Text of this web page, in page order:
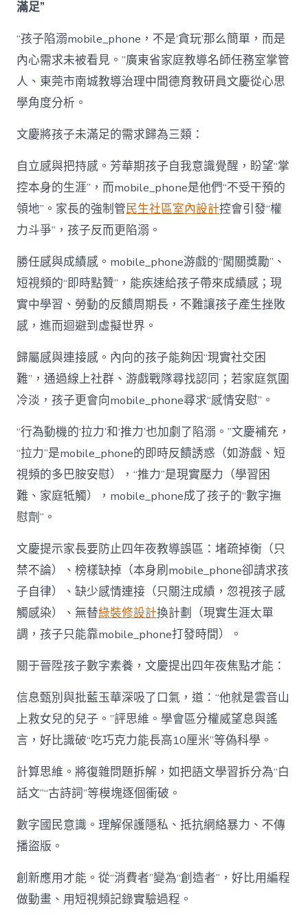
滿足”
“孩子陷溺mobile_phone，不是‘貪玩’那么簡單，而是
內心需求未被看見。”廣東省家庭教導名師任務室掌管
人、東莞市南城教導治理中間德育教研員文慶從心思
學角度分析。
文慶將孩子未滿足的需求歸為三類：
自立感與把持感。芳華期孩子自我意識覺醒，盼望“掌
控本身的生涯”，而mobile_phone是他們“不受干預的
領地”。家長的強制管民生社區室內設計控會引發“權
力斗爭”，孩子反而更陷溺。
勝任感與成績感。mobile_phone游戲的“闖關獎勵”、
短視頻的“即時點贊”，能疾速給孩子帶來成績感；現
實中學習、勞動的反饋周期長，不難讓孩子產生挫敗
感，進而迴避到虛擬世界。
歸屬感與連接感。內向的孩子能夠因“現實社交困
難”，通過線上社群、游戲戰隊尋找認同；若家庭氛圍
冷淡，孩子更會向mobile_phone尋求“感情安慰”。
“行為動機的‘拉力’和‘推力’也加劇了陷溺。”文慶補充，
“拉力”是mobile_phone的即時反饋誘惑（如游戲、短
視頻的多巴胺安慰），“推力”是現實壓力（學習困
難、家庭牴觸），mobile_phone成了孩子的“數字撫
慰劑”。
文慶提示家長要防止四年夜教導誤區：堵疏掉衡（只
禁不論）、榜樣缺掉（本身刷mobile_phone卻請求孩
子自律）、缺少感情連接（只關注成績，忽視孩子感
觸感染）、無替綠裝修設計換計劃（現實生涯太單
調，孩子只能靠mobile_phone打發時間）。
關于晉陞孩子數字素養，文慶提出四年夜焦點才能：
信息甄別與批藍玉華深吸了口氣，道：“他就是雲音山
上救女兒的兒子。”評思維。學會區分權威望息與謠
言，好比識破“吃巧克力能長高10厘米”等偽科學。
計算思維。將復雜問題拆解，如把語文學習拆分為“白
話文”“古詩詞”等模塊逐個衝破。
數字國民意識。理解保護隱私、抵抗網絡暴力、不傳
播盜版。
創新應用才能。從“消費者”變為“創造者”，好比用編程
做動畫、用短視頻記錄實驗過程。